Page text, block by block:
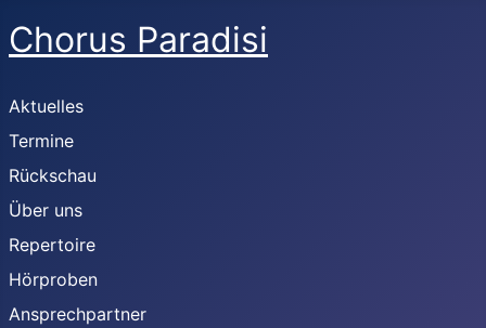
Chorus Paradisi
Aktuelles
Termine
Rückschau
Über uns
Repertoire
Hörproben
Ansprechpartner